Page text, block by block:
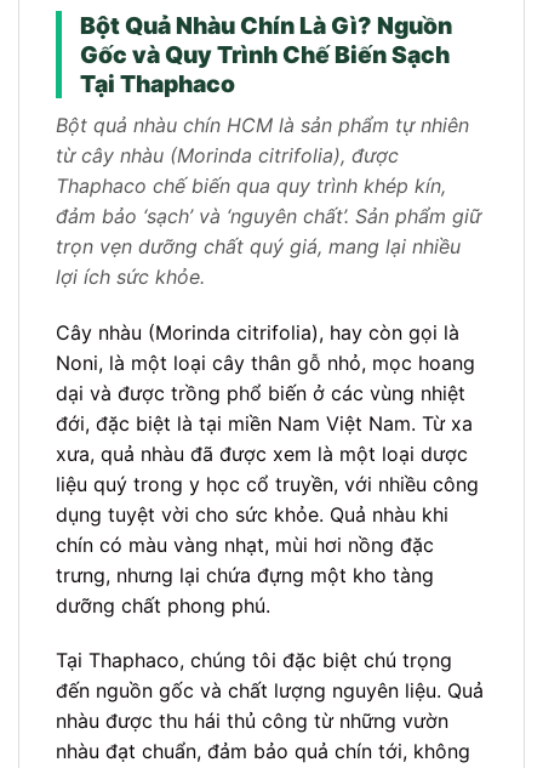
Bột Quả Nhàu Chín Là Gì? Nguồn
Gốc và Quy Trình Chế Biến Sạch
Tại Thaphaco
Bột quả nhàu chín HCM là sản phẩm tự nhiên
từ cây nhàu (Morinda citrifolia), được
Thaphaco chế biến qua quy trình khép kín,
đảm bảo ‘sạch’ và ‘nguyên chất’. Sản phẩm giữ
trọn vẹn dưỡng chất quý giá, mang lại nhiều
lợi ích sức khỏe.
Cây nhàu (Morinda citrifolia), hay còn gọi là
Noni, là một loại cây thân gỗ nhỏ, mọc hoang
dại và được trồng phổ biến ở các vùng nhiệt
đới, đặc biệt là tại miền Nam Việt Nam. Từ xa
xưa, quả nhàu đã được xem là một loại dược
liệu quý trong y học cổ truyền, với nhiều công
dụng tuyệt vời cho sức khỏe. Quả nhàu khi
chín có màu vàng nhạt, mùi hơi nồng đặc
trưng, nhưng lại chứa đựng một kho tàng
dưỡng chất phong phú.
Tại Thaphaco, chúng tôi đặc biệt chú trọng
đến nguồn gốc và chất lượng nguyên liệu. Quả
nhàu được thu hái thủ công từ những vườn
nhàu đạt chuẩn, đảm bảo quả chín tới, không